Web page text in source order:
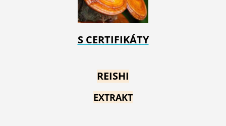
S CERTIFIKÁTY
REISHI
EXTRAKT